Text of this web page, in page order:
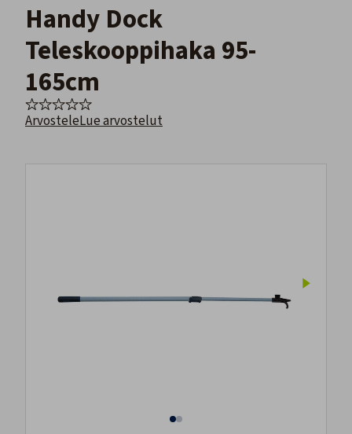
Handy Dock
Teleskooppihaka 95-
165cm
ArvosteleLue arvostelut